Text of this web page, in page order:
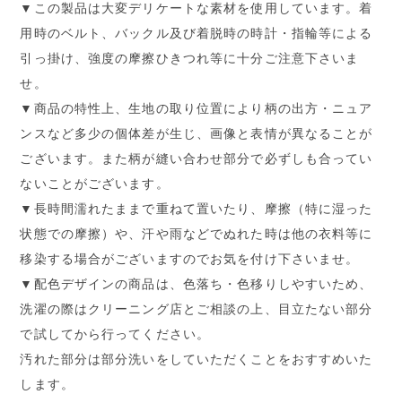
▼この製品は大変デリケートな素材を使用しています。着
用時のベルト、バックル及び着脱時の時計・指輪等による
引っ掛け、強度の摩擦ひきつれ等に十分ご注意下さいま
せ。
▼商品の特性上、生地の取り位置により柄の出方・ニュア
ンスなど多少の個体差が生じ、画像と表情が異なることが
ございます。また柄が縫い合わせ部分で必ずしも合ってい
ないことがございます。
▼長時間濡れたままで重ねて置いたり、摩擦（特に湿った
状態での摩擦）や、汗や雨などでぬれた時は他の衣料等に
移染する場合がございますのでお気を付け下さいませ。
▼配色デザインの商品は、色落ち・色移りしやすいため、
洗濯の際はクリーニング店とご相談の上、目立たない部分
で試してから行ってください。
汚れた部分は部分洗いをしていただくことをおすすめいた
します。